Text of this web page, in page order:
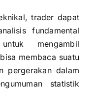
trader dapat
fundamental
mengambil
membaca suatu
pergerakan dalam
statistik